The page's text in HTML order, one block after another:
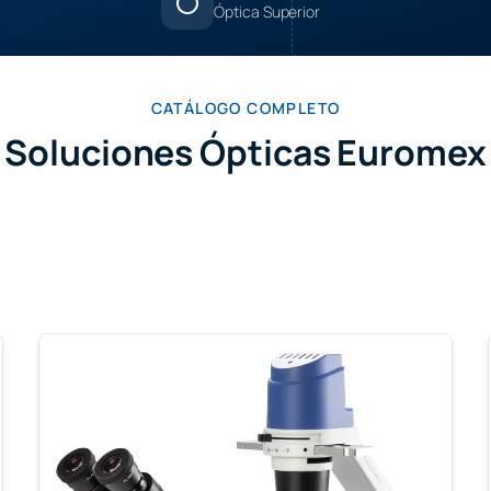
Óptica Superior
CATÁLOGO COMPLETO
Soluciones Ópticas Euromex